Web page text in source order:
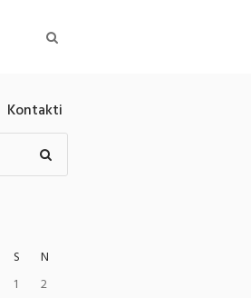
Kontakti
S
N
1
2